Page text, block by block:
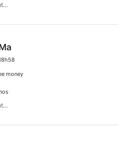
t
money